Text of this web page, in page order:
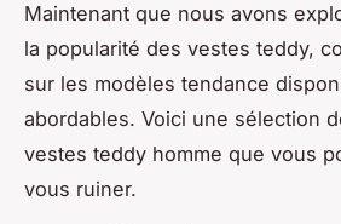
Maintenant que nous avons
la popularité des vestes teddy,
sur les modèles tendance
abordables. Voici une sélection
vestes teddy homme que vous
vous ruiner.